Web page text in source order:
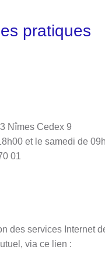
pratiques
Nîmes Cedex 9
et le samedi de
01
des services Internet
via ce lien :